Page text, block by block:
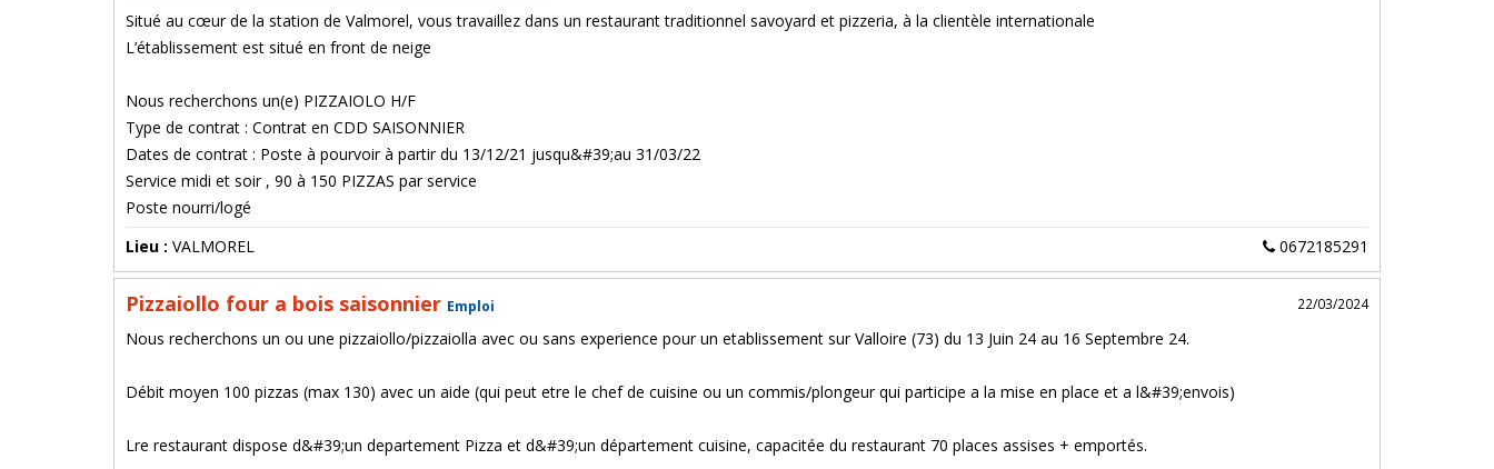
‌Situé au cœur de la station de Valmorel, vous travaillez dans un restaurant traditionnel savoyard et pizzeria, à la clientèle internationale
L’établissement est situé en front de neige
Nous recherchons un(e) PIZZAIOLO H/F
Type de contrat : Contrat en CDD SAISONNIER
Dates de contrat : Poste à pourvoir à partir du 13/12/21 jusqu&#39;au 31/03/22
Service midi et soir , 90 à 150 PIZZAS par service
Poste nourri/logé
Lieu : VALMOREL 0672185291
Pizzaiollo four a bois saisonnier Emploi 22/03/2024
Nous recherchons un ou une pizzaiollo/pizzaiolla avec ou sans experience pour un etablissement sur Valloire (73) du 13 Juin 24 au 16 Septembre 24.
Débit moyen 100 pizzas (max 130) avec un aide (qui peut etre le chef de cuisine ou un commis/plongeur qui participe a la mise en place et a l&#39;envois)
Lre restaurant dispose d&#39;un departement Pizza et d&#39;un département cuisine, capacitée du restaurant 70 places assises + emportés.